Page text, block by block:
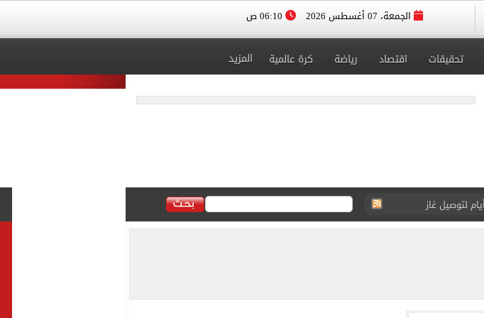
الجمعة، 07 أغسطس 2026
تحقيقات اقتصاد رياضة كرة عالمية المزيد
التحويلات
في شرم الشيخ